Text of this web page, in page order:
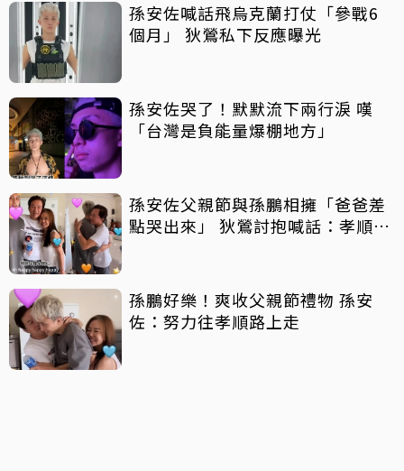
孫安佐喊話飛烏克蘭打仗「參戰6
個月」 狄鶯私下反應曝光
孫安佐哭了！默默流下兩行淚 嘆
「台灣是負能量爆棚地方」
孫安佐父親節與孫鵬相擁「爸爸差
點哭出來」 狄鶯討抱喊話：孝順是
孫鵬好樂！爽收父親節禮物 孫安
佐：努力往孝順路上走